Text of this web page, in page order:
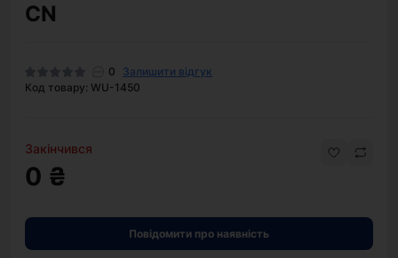
CN
0
Залишити відгук
Код товару: WU-1450
Закінчився
0 ₴
Повідомити про наявність